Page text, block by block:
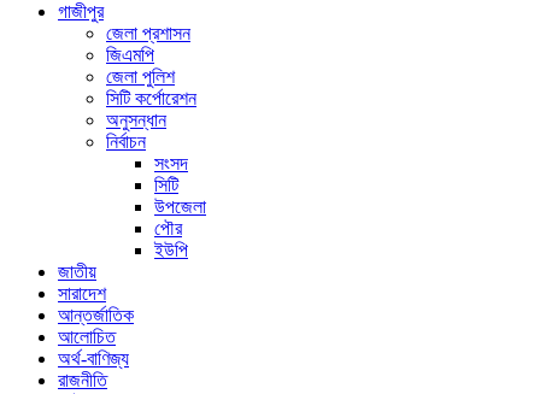
গাজীপুর
জেলা প্রশাসন
জিএমপি
জেলা পুলিশ
সিটি কর্পোরেশন
অনুসন্ধান
নির্বাচন
সংসদ
সিটি
উপজেলা
পৌর
ইউপি
জাতীয়
সারাদেশ
আন্তর্জাতিক
আলোচিত
অর্থ-বাণিজ্য
রাজনীতি